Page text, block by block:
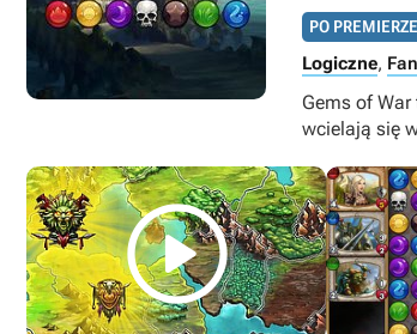
PO PREMIERZE
Logiczne,
Gems of
wcielają się
